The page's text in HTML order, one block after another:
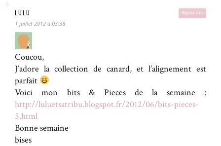
Répondre
LULU
1 juillet 2012 à 03:38
Coucou,
J’adore la collection de canard, et l’alignement est
parfait
Voici mon bits & Pieces de la semaine :
http://luluetsatribu.blogspot.fr/2012/06/bits-pieces-
5.html
Bonne semaine
bises